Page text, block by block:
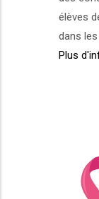
élèves
dans
Plus